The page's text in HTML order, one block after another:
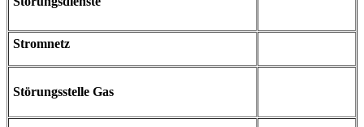
Stromnetz
Störungsstelle Gas